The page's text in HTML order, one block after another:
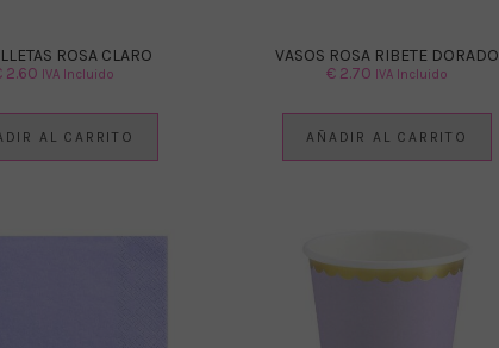
ROSA CLARO
2.60 IVA Incluido
AL CARRITO
VASOS ROSA RIBETE DORADO
€ 2.70 IVA Incluido
AÑADIR AL CARRITO